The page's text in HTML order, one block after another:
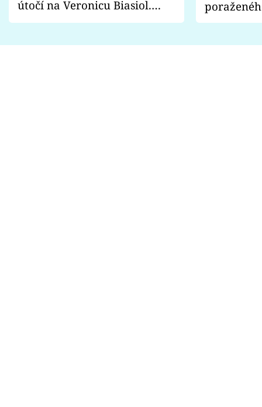
útočí na Veronicu Biasiol.
Proč je podle nich falešná a
fanoušci